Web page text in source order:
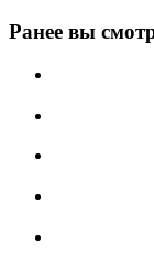
Ранее вы